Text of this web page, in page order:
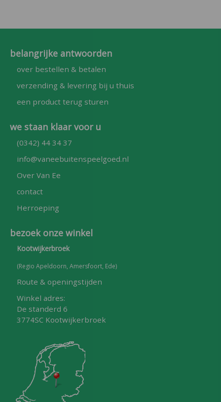
belangrijke antwoorden
over bestellen & betalen
verzending & levering bij u thuis
een product terug sturen
we staan klaar voor u
(0342) 44 34 37
info@vaneebuitenspeelgoed.nl
Over Van Ee
contact
Herroeping
bezoek onze winkel
Kootwijkerbroek
(Regio Apeldoorn, Amersfoort, Ede)
Route & openingstijden
Winkel adres:
De standerd 6
3774SC Kootwijkerbroek